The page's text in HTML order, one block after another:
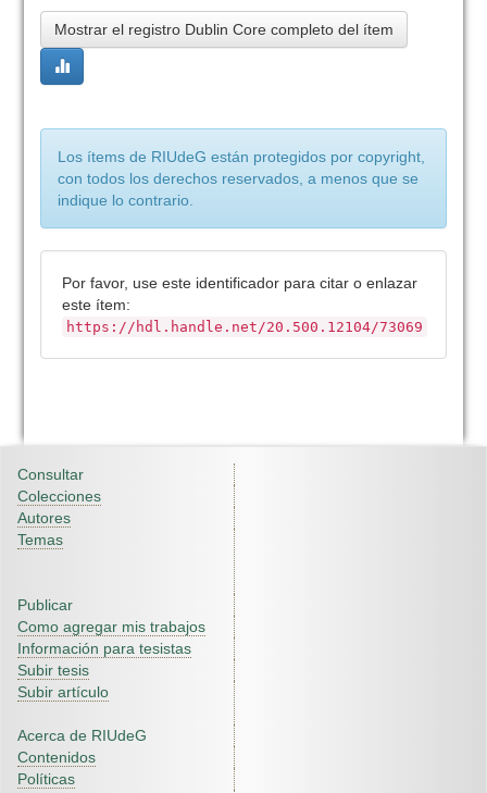
Mostrar el registro Dublin Core completo del ítem
Los ítems de RIUdeG están protegidos por copyright,
con todos los derechos reservados, a menos que se
indique lo contrario.
Por favor, use este identificador para citar o enlazar
este ítem:
https://hdl.handle.net/20.500.12104/73069
Consultar
Colecciones
Autores
Temas
Publicar
Como agregar mis trabajos
Información para tesistas
Subir tesis
Subir artículo
Acerca de RIUdeG
Contenidos
Políticas